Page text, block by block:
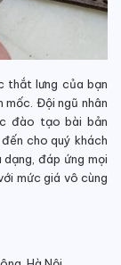
thắt lưng của bạn
mốc. Đội ngũ nhân
đào tạo bài bản
cho quý khách
đáp ứng mọi
mức giá vô cùng